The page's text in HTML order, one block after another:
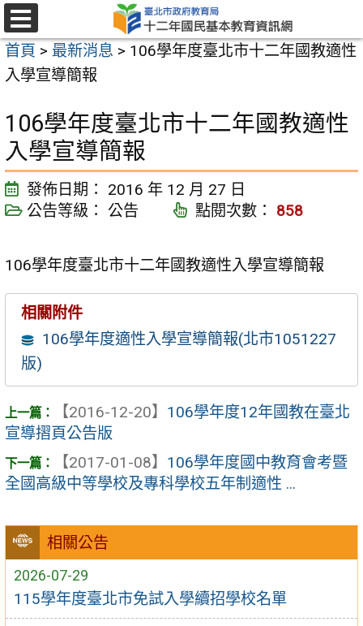
跳
至
主
要
容
區
選
單
首頁 > 最新消息 > 106學年度臺北市十二年國教適性
入學宣導簡報
相關公告
2026-07-29
115學年度臺北市免試入學續招學校名單
106學年度臺北市十二年國教適性
入學宣導簡報
發佈日期：
2016 年 12 月 27 日
公告等級：
公告 點閱次數： 858
106學年度臺北市十二年國教適性入學宣導簡報
相關附件
106學年度適性入學宣導簡報(北市1051227
版)
【2016-12-20】 106學年度12年國教在臺北
宣導摺頁公告版
【2017-01-08】 106學年度國中教育會考暨
全國高級中等學校及專科學校五年制適性 ...